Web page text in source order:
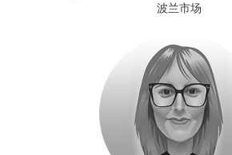
波兰市场